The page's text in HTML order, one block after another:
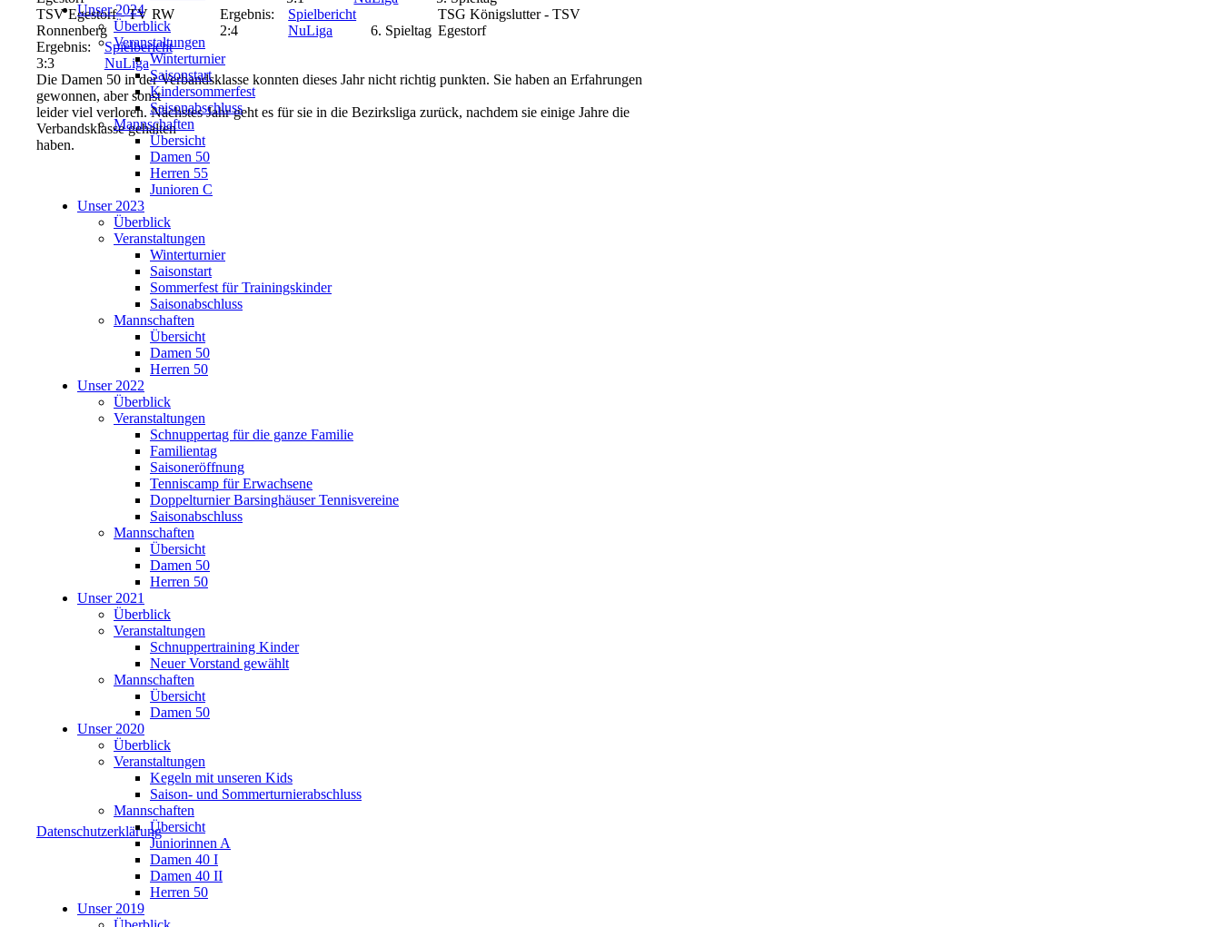
Datenschutzerklärung
TSV Egestorf - TV RW
Ronnenberg
Ergebnis:
2:4
Spielbericht
NuLiga
6. Spieltag
TSG Königslutter - TSV
Egestorf
Ergebnis:
3:3
Spielbericht
NuLiga
Die Damen 50 in der Verbandsklasse konnten dieses Jahr nicht richtig punkten. Sie haben an Erfahrungen
gewonnen, aber sonst
leider viel verloren. Nächstes Jahr geht es für sie in die Bezirksliga zurück, nachdem sie einige Jahre die
Verbandsklasse gehalten
haben.
Unser 2024
Überblick
Veranstaltungen
Winterturnier
Saisonstart
Kindersommerfest
Saisonabschluss
Mannschaften
Übersicht
Damen 50
Herren 55
Junioren C
Unser 2023
Überblick
Veranstaltungen
Winterturnier
Saisonstart
Sommerfest für Trainingskinder
Saisonabschluss
Mannschaften
Übersicht
Damen 50
Herren 50
Unser 2022
Überblick
Veranstaltungen
Schnuppertag für die ganze Familie
Familientag
Saisoneröffnung
Tenniscamp für Erwachsene
Doppelturnier Barsinghäuser Tennisvereine
Saisonabschluss
Mannschaften
Übersicht
Damen 50
Herren 50
Unser 2021
Überblick
Veranstaltungen
Schnuppertraining Kinder
Neuer Vorstand gewählt
Mannschaften
Übersicht
Damen 50
Unser 2020
Überblick
Veranstaltungen
Kegeln mit unseren Kids
Saison- und Sommerturnierabschluss
Mannschaften
Übersicht
Juniorinnen A
Damen 40 I
Damen 40 II
Herren 50
Unser 2019